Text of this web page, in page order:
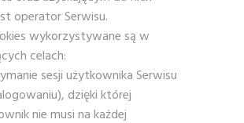
operator Serwisu.
wykorzystywane są w
celach:
sesji użytkownika Serwisu
dzięki której
nie musi na każdej